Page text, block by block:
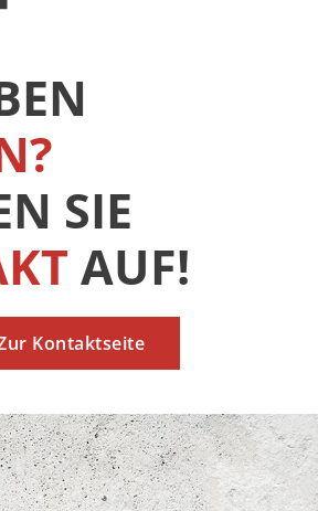
SIE
AUF!
Kontaktseite